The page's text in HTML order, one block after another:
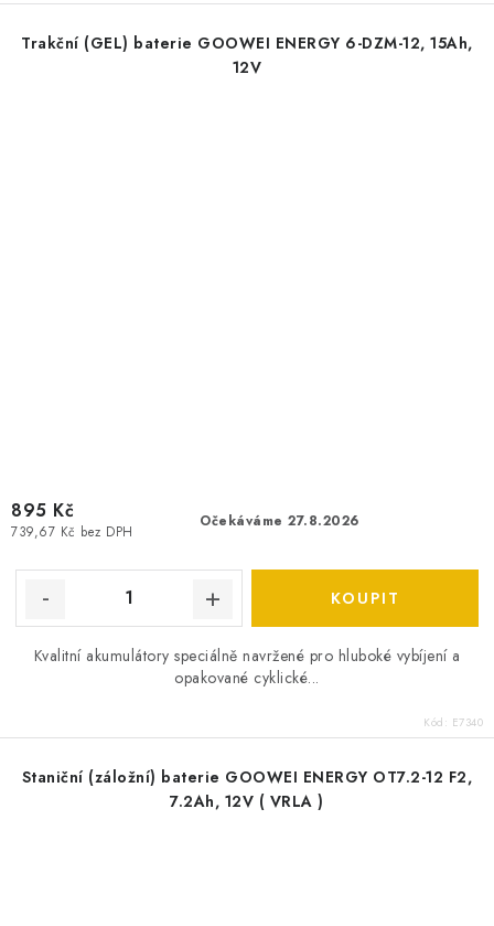
Trakční (GEL) baterie GOOWEI ENERGY 6-DZM-12, 15Ah,
12V
Očekáváme 27.8.2026
739,67 Kč bez DPH
895 Kč
Kvalitní akumulátory speciálně navržené pro hluboké vybíjení a
opakované cyklické...
Kód: E7340
Staniční (záložní) baterie GOOWEI ENERGY OT7.2-12 F2,
7.2Ah, 12V ( VRLA )